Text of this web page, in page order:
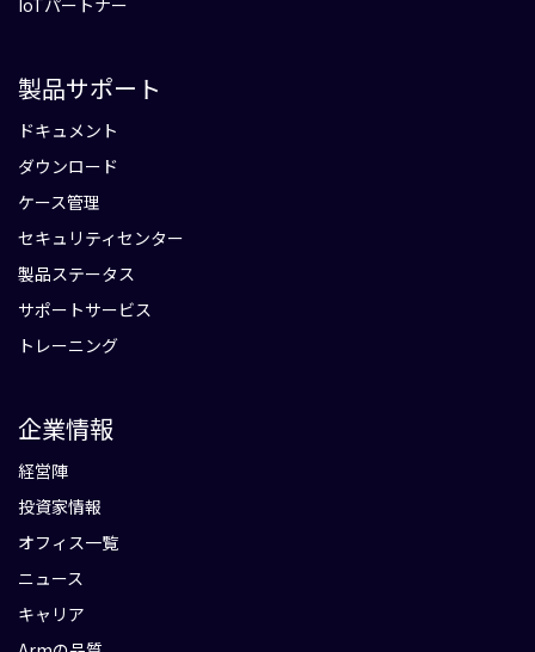
IoTパートナー
製品サポート
ドキュメント
ダウンロード
ケース管理
セキュリティセンター
製品ステータス
サポートサービス
トレーニング
企業情報
経営陣
投資家情報
オフィス一覧
ニュース
キャリア